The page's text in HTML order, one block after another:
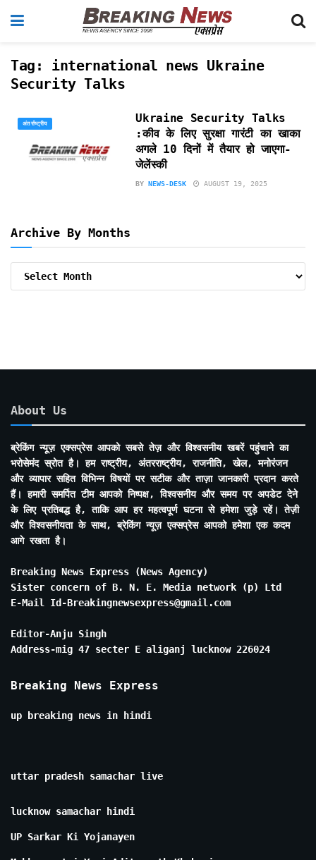
Tag: international news Ukraine
Security Talks
अंतर्राष्ट्रीय
Ukraine Security Talks
:कीव के लिए सुरक्षा गारंटी का खाका
अगले 10 दिनों में तैयार हो जाएगा-
जेलेंस्की
BY NEWS-DESK AUGUST 19, 2025
Archive By Months
About Us
ब्रेकिंग न्यूज़ एक्सप्रेस आपको सबसे तेज़ और विश्वसनीय खबरें पहुंचाने का
भरोसेमंद स्रोत है। हम राष्ट्रीय, अंतरराष्ट्रीय, राजनीति, खेल, मनोरंजन
और व्यापार सहित विभिन्न विषयों पर सटीक और ताज़ा जानकारी प्रदान करते
हैं। हमारी समर्पित टीम आपको निष्पक्ष, विश्वसनीय और समय पर अपडेट देने
के लिए प्रतिबद्ध है, ताकि आप हर महत्वपूर्ण घटना से हमेशा जुड़े रहें। तेज़ी
और विश्वसनीयता के साथ, ब्रेकिंग न्यूज़ एक्सप्रेस आपको हमेशा एक कदम
आगे रखता है।
Breaking News Express (News Agency)
Sister concern of B. N. E. Media network (p) Ltd
E-Mail Id-Breakingnewsexpress@gmail.com
Editor-Anju Singh
Address-mig 47 secter E aliganj lucknow 226024
Breaking News Express
up breaking news in hindi
uttar pradesh samachar live
lucknow samachar hindi
UP Sarkar Ki Yojanayen